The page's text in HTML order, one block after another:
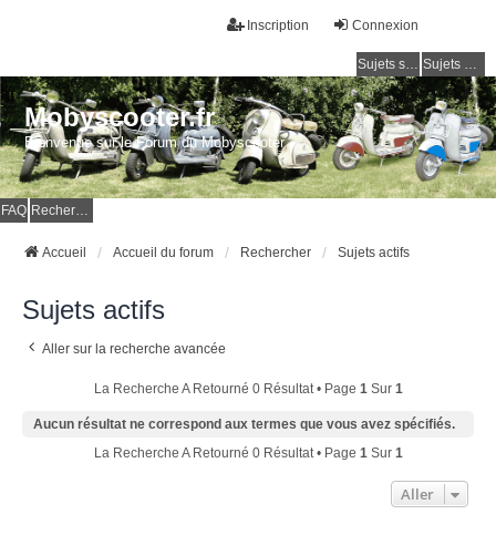
Connexion
Inscription
Sujets sans réponse Sujets actifs
Mobyscooter.fr
Bienvenue sur le Forum du Mobyscooter
FAQ Rechercher
Accueil Accueil du forum Rechercher Sujets actifs
Sujets actifs
Aller sur la recherche avancée
La Recherche A Retourné 0 Résultat • Page 1Sur 1
Aucun résultat ne correspond aux termes que vous avez spécifiés.
La Recherche A Retourné 0 Résultat • Page 1Sur 1
Aller